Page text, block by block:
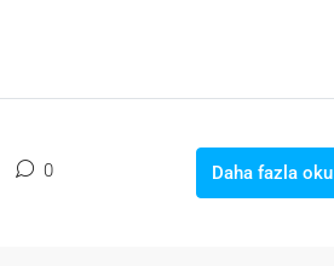
0 Daha fazla oku